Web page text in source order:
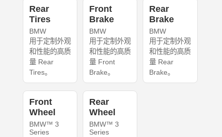
Rear
Tires
BMW
用于定制外观
和性能的高质
量 Rear
Tires。
Front
Brake
BMW
用于定制外观
和性能的高质
量 Front
Brake。
Rear
Brake
BMW
用于定制外观
和性能的高质
量 Rear
Brake。
Front
Wheel
BMW™ 3
Series
Rear
Wheel
BMW™ 3
Series